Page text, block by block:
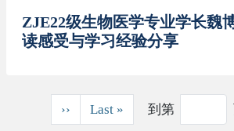
ZJE22级生物医学专业学长魏
读感受与学习经验分享
›› 下一页
Last » 末页到第